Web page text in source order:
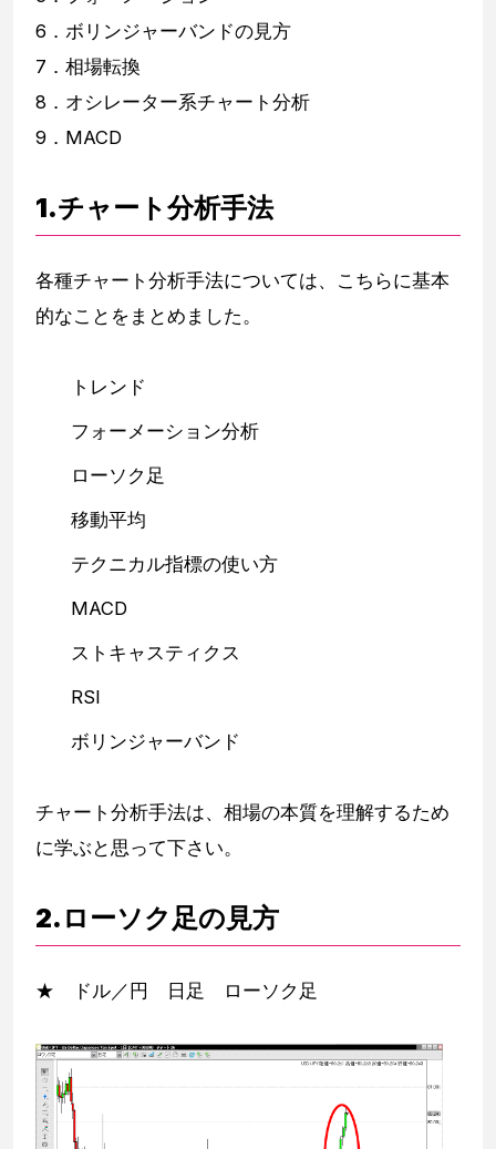
6．ボリンジャーバンドの見方
7．相場転換
8．オシレーター系チャート分析
9．MACD
1.チャート分析手法
各種チャート分析手法については、こちらに基本
的なことをまとめました。
トレンド
フォーメーション分析
ローソク足
移動平均
テクニカル指標の使い方
MACD
ストキャスティクス
RSI
ボリンジャーバンド
チャート分析手法は、相場の本質を理解するため
に学ぶと思って下さい。
2.ローソク足の見方
★ ドル／円 日足 ローソク足